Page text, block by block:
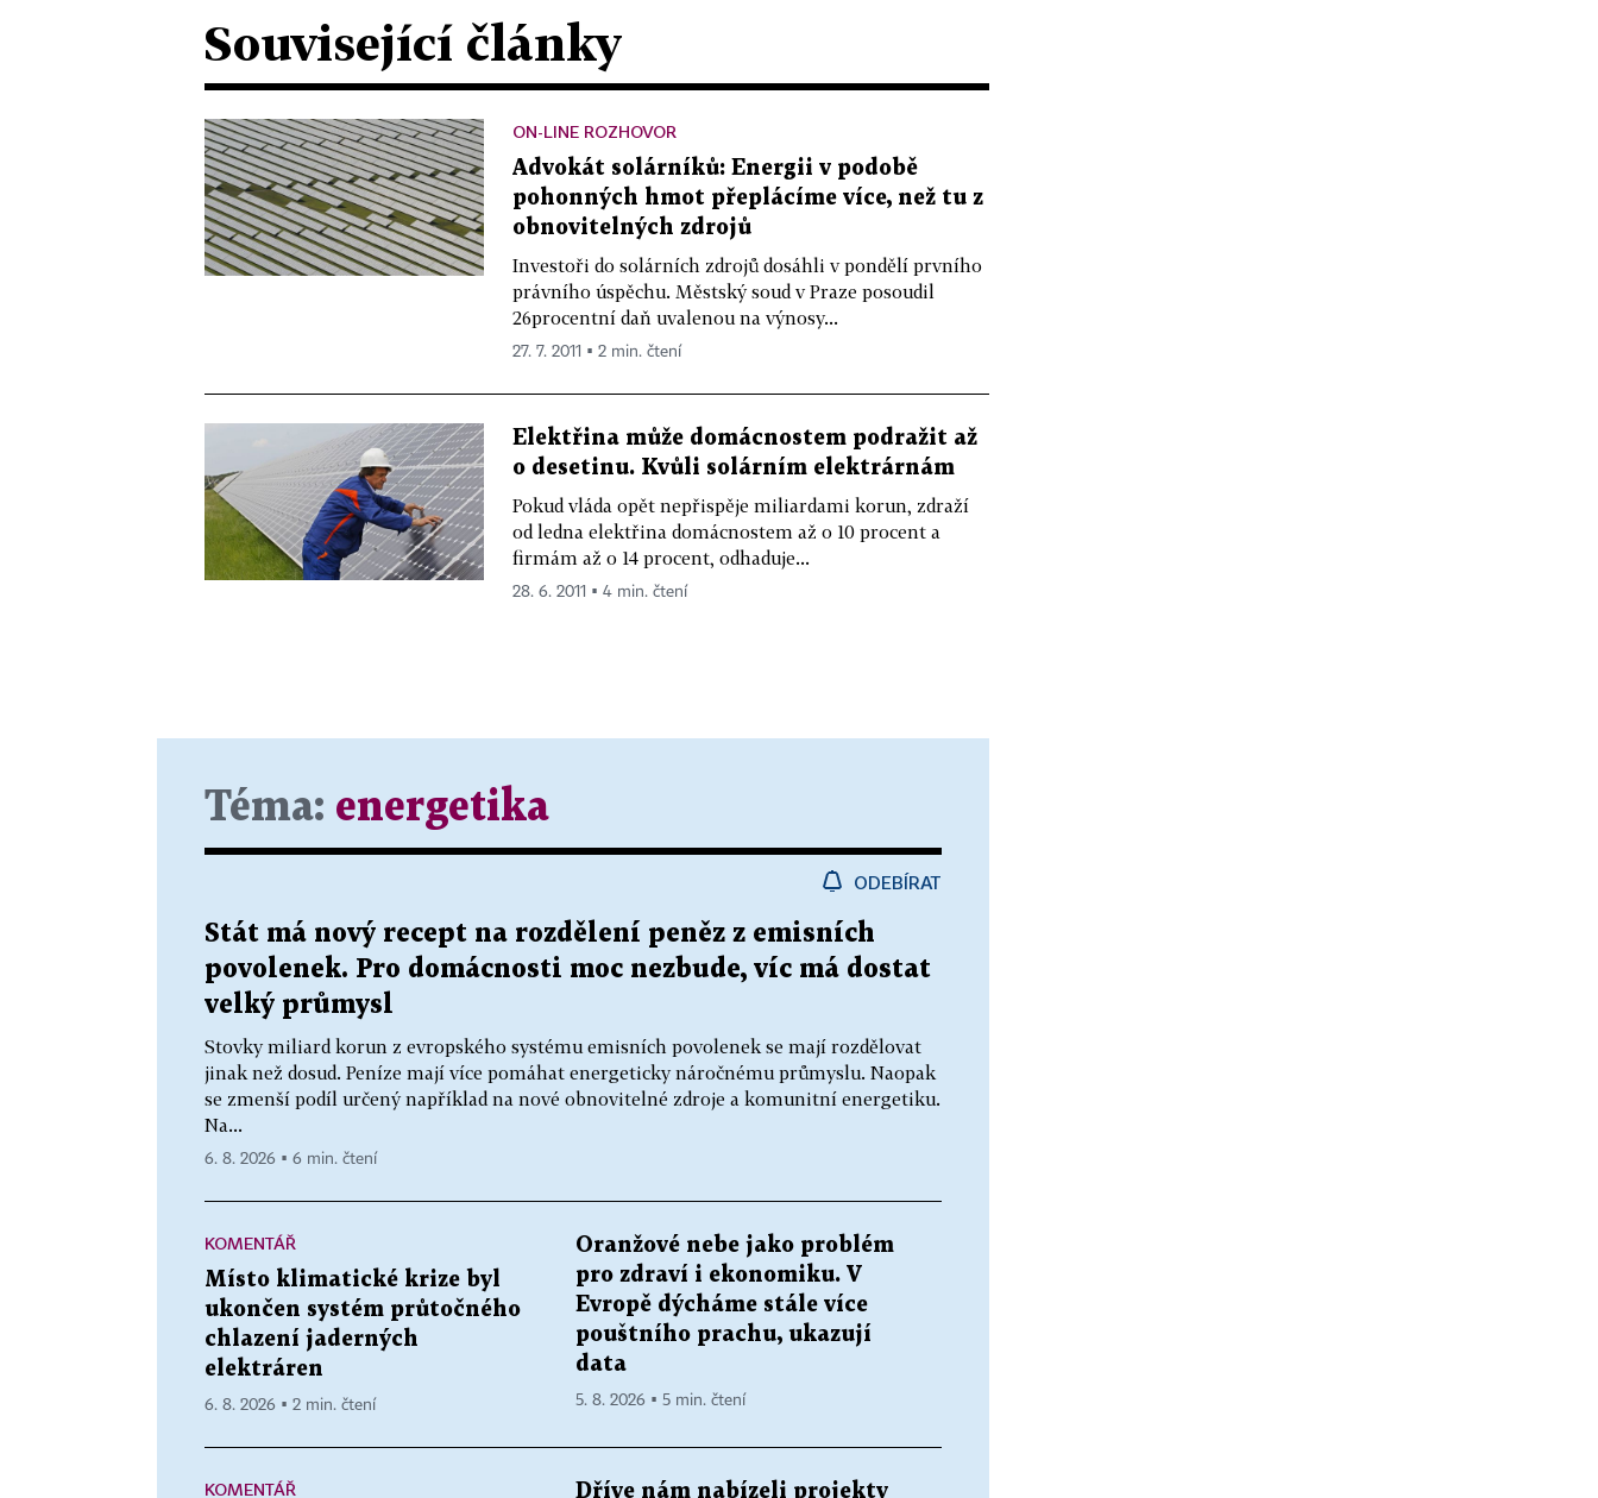
Související články
ON-LINE ROZHOVOR
Advokát solárníků: Energii v podobě
pohonných hmot přeplácíme více, než tu z
obnovitelných zdrojů
Investoři do solárních zdrojů dosáhli v pondělí prvního
právního úspěchu. Městský soud v Praze posoudil
26procentní daň uvalenou na výnosy...
27. 7. 2011 ▪ 2 min. čtení
Elektřina může domácnostem podražit až
o desetinu. Kvůli solárním elektrárnám
Pokud vláda opět nepřispěje miliardami korun, zdraží
od ledna elektřina domácnostem až o 10 procent a
firmám až o 14 procent, odhaduje...
28. 6. 2011 ▪ 4 min. čtení
Téma: energetika
ODEBÍRAT
Stát má nový recept na rozdělení peněz z emisních
povolenek. Pro domácnosti moc nezbude, víc má dostat
velký průmysl
Stovky miliard korun z evropského systému emisních povolenek se mají rozdělovat
jinak než dosud. Peníze mají více pomáhat energeticky náročnému průmyslu. Naopak
se zmenší podíl určený například na nové obnovitelné zdroje a komunitní energetiku.
Na...
6. 8. 2026 ▪ 6 min. čtení
KOMENTÁŘ
Místo klimatické krize byl
ukončen systém průtočného
chlazení jaderných
elektráren
6. 8. 2026 ▪ 2 min. čtení
Oranžové nebe jako problém
pro zdraví i ekonomiku. V
Evropě dýcháme stále více
pouštního prachu, ukazují
data
5. 8. 2026 ▪ 5 min. čtení
KOMENTÁŘ Dříve nám nabízeli projekty